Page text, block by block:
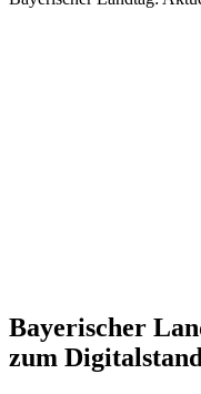
Bayerischer
zum